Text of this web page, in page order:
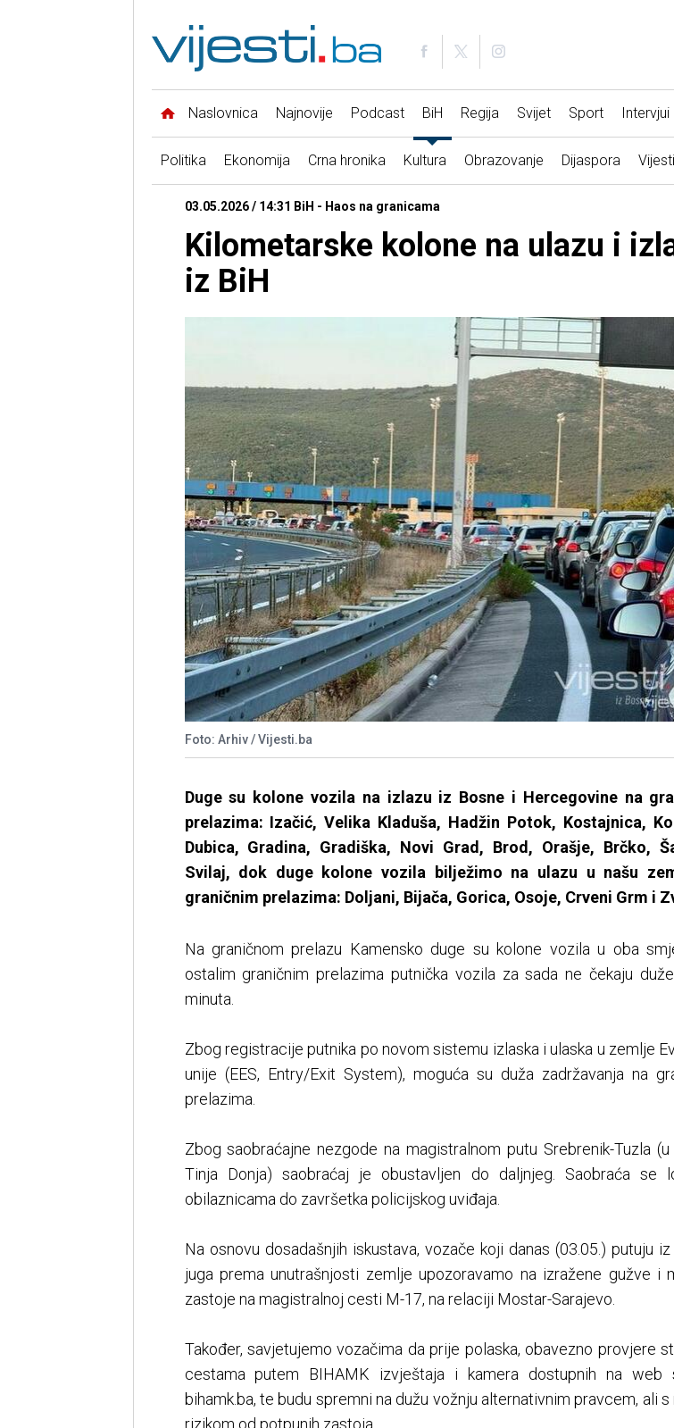
Naslovnica Najnovije Podcast BiH Regija Svijet Sport Intervjui
Politika Ekonomija Crna hronika Kultura Obrazovanje Dijaspora
03.05.2026 / 14:31 BiH - Haos na granicama
Kilometarske kolone na ulazu i
iz BiH
Foto: Arhiv / Vijesti.ba
Duge su kolone vozila na izlazu iz Bosne i Hercegovine na
prelazima: Izačić, Velika Kladuša, Hadžin Potok, Kostajnica,
Dubica, Gradina, Gradiška, Novi Grad, Brod, Orašje, Brčko,
Svilaj, dok duge kolone vozila bilježimo na ulazu u našu
graničnim prelazima: Doljani, Bijača, Gorica, Osoje, Crveni Grm i
Na graničnom prelazu Kamensko duge su kolone vozila u oba
ostalim graničnim prelazima putnička vozila za sada ne čekaju
minuta.
Zbog registracije putnika po novom sistemu izlaska i ulaska u zemlje
unije (EES, Entry/Exit System), moguća su duža zadržavanja na
prelazima.
Zbog saobraćajne nezgode na magistralnom putu Srebrenik-Tuzla
Tinja Donja) saobraćaj je obustavljen do daljnjeg. Saobraća se
obilaznicama do završetka policijskog uviđaja.
Na osnovu dosadašnjih iskustava, vozače koji danas (03.05.) putuju
juga prema unutrašnjosti zemlje upozoravamo na izražene gužve i
zastoje na magistralnoj cesti M-17, na relaciji Mostar-Sarajevo.
Također, savjetujemo vozačima da prije polaska, obavezno provjere
cestama putem BIHAMK izvještaja i kamera dostupnih na web
bihamk.ba, te budu spremni na dužu vožnju alternativnim pravcem, ali s